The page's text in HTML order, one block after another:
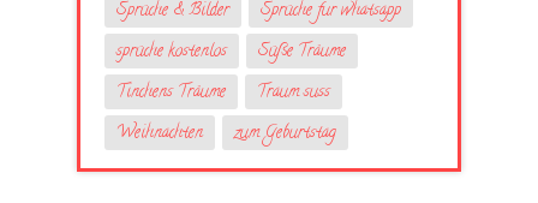
Sprüche & Bilder
Sprüche fur whatsapp
sprüche kostenlos
Süße Träume
Tinchens Träume
Traum suss
Weihnachten
zum Geburtstag